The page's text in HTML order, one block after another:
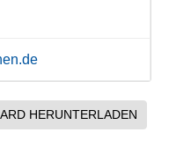
HERUNTERLADEN